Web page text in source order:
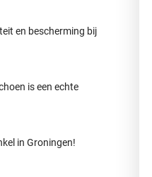
en bescherming bij
is een echte
in Groningen!